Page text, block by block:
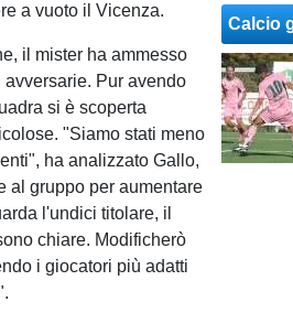
a vuoto il Vicenza.
il mister ha ammesso
Pur avendo
si è scoperta
"Siamo stati meno
ha analizzato Gallo,
al gruppo per aumentare
l'undici titolare, il
chiare. Modificherò
i giocatori più adatti
Calcio